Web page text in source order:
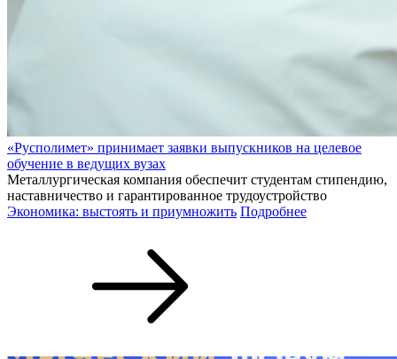
«Русполимет» принимает заявки выпускников на целевое
обучение в ведущих вузах
Металлургическая компания обеспечит студентам стипендию,
наставничество и гарантированное трудоустройство
Экономика: выстоять и приумножить Подробнее